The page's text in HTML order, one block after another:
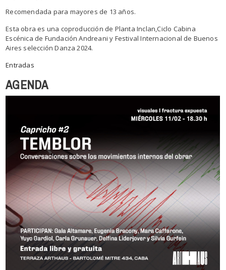
Recomendada para mayores de 13 años.
Esta obra es una coproducción de Planta Inclan,Ciclo Cabina
Escénica de Fundación Andreani y Festival Internacional de Buenos
Aires selección Danza 2024.
Entradas
AGENDA